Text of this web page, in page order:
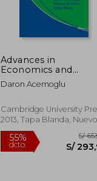
55%
dcto.
Advances in
Economics and
Econometrics 3
Volume Paperback
Economics and
Econometrics:
Paperback
(Econometric
Daron Acemoglu
Cambridge University
2013, Tapa Blanda, Nuevo